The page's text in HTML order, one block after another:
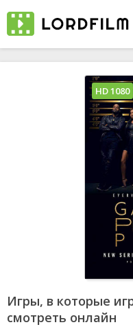
Игры, в которые
смотреть онлайн
HD 1080